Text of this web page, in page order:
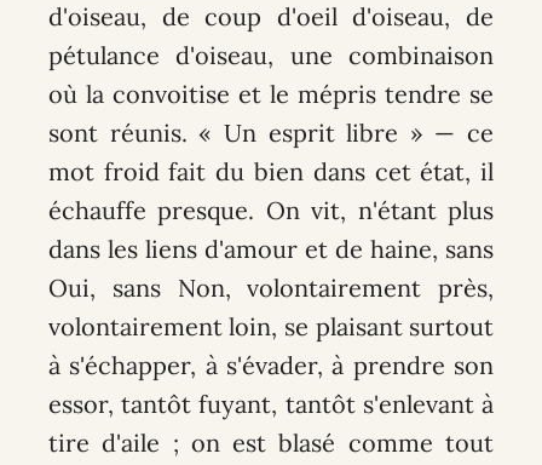
d'oiseau, de coup d'oeil d'oiseau, de
pétulance d'oiseau, une combinaison
où la convoitise et le mépris tendre se
sont réunis. « Un esprit libre » — ce
mot froid fait du bien dans cet état, il
échauffe presque. On vit, n'étant plus
dans les liens d'amour et de haine, sans
Oui, sans Non, volontairement près,
volontairement loin, se plaisant surtout
à s'échapper, à s'évader, à prendre son
essor, tantôt fuyant, tantôt s'enlevant à
tire d'aile ; on est blasé comme tout